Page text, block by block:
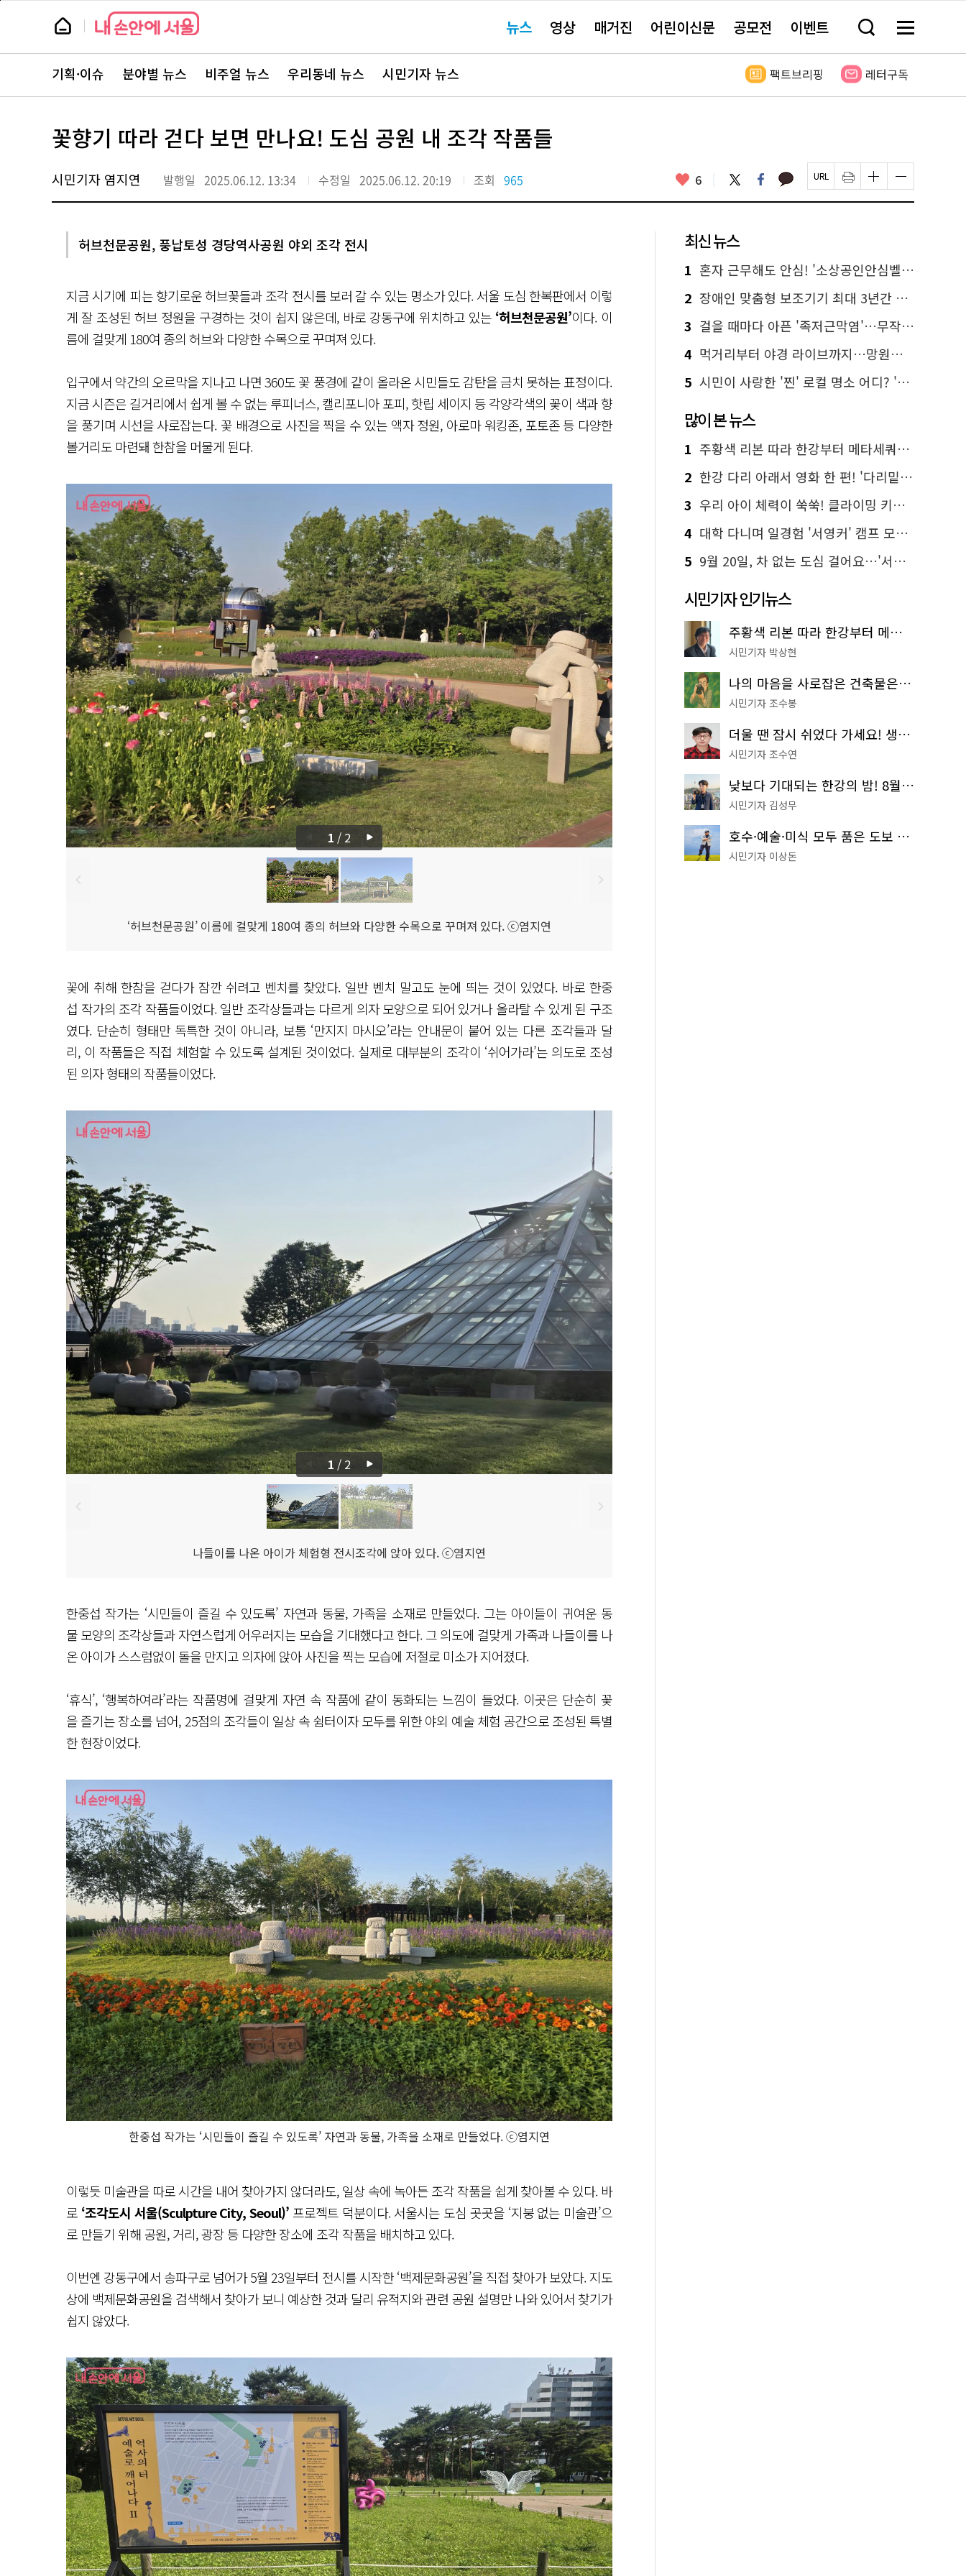
본
뉴
스 요뉴스 영상 매거진 어린이신문 공모전 이벤트 검
창
기
메
전
보
뉴
스
주
서
바
로
기획·이슈 분야별 뉴스 비주얼 뉴스 우리동네 뉴스 시민기자 뉴스 팩트브리핑 레터구독
꽃향기 따라 걷다 보면 만나요! 도심 공원 내 조각 작품들
시민기자 염지연 발행일 2025.06.12. 13:34 수정일 2025.06.12. 20:19 조회 965 좋
요
6 트
위
터
페
이
스
카
카 페
이
지
인
쇄
하
글
자
크
하
기
글
자
크
하
기
허브천문공원, 풍납토성 경당역사공원 야외 조각 전시
지금 시기에 피는 향기로운 허브꽃들과 조각 전시를 보러 갈 수 있는 명소가 있다. 서울 도심 한복판에서 이렇
게 잘 조성된 허브 정원을 구경하는 것이 쉽지 않은데, 바로 강동구에 위치하고 있는 ‘허브천문공원’이다. 이
름에 걸맞게 180여 종의 허브와 다양한 수목으로 꾸며져 있다.
입구에서 약간의 오르막을 지나고 나면 360도 꽃 풍경에 같이 올라온 시민들도 감탄을 금치 못하는 표정이다.
지금 시즌은 길거리에서 쉽게 볼 수 없는 루피너스, 캘리포니아 포피, 핫립 세이지 등 각양각색의 꽃이 색과 향
을 풍기며 시선을 사로잡는다. 꽃 배경으로 사진을 찍을 수 있는 액자 정원, 아로마 워킹존, 포토존 등 다양한
볼거리도 마련돼 한참을 머물게 된다.
‘허브천문공원’ 이름에 걸맞게 180여 종의 허브와 다양한 수목으로 꾸며져 있다. ⓒ염지연
1 / 2
꽃에 취해 한참을 걷다가 잠깐 쉬려고 벤치를 찾았다. 일반 벤치 말고도 눈에 띄는 것이 있었다. 바로 한중
섭 작가의 조각 작품들이었다. 일반 조각상들과는 다르게 의자 모양으로 되어 있거나 올라탈 수 있게 된 구조
였다. 단순히 형태만 독특한 것이 아니라, 보통 ‘만지지 마시오’라는 안내문이 붙어 있는 다른 조각들과 달
리, 이 작품들은 직접 체험할 수 있도록 설계된 것이었다. 실제로 대부분의 조각이 ‘쉬어가라’는 의도로 조성
된 의자 형태의 작품들이었다.
나들이를 나온 아이가 체험형 전시조각에 앉아 있다. ⓒ염지연
1 / 2
한중섭 작가는 ‘시민들이 즐길 수 있도록’ 자연과 동물, 가족을 소재로 만들었다. 그는 아이들이 귀여운 동
물 모양의 조각상들과 자연스럽게 어우러지는 모습을 기대했다고 한다. 그 의도에 걸맞게 가족과 나들이를 나
온 아이가 스스럼없이 돌을 만지고 의자에 앉아 사진을 찍는 모습에 저절로 미소가 지어졌다.
‘휴식’, ‘행복하여라’라는 작품명에 걸맞게 자연 속 작품에 같이 동화되는 느낌이 들었다. 이곳은 단순히 꽃
을 즐기는 장소를 넘어, 25점의 조각들이 일상 속 쉼터이자 모두를 위한 야외 예술 체험 공간으로 조성된 특별
한 현장이었다.
한중섭 작가는 ‘시민들이 즐길 수 있도록’ 자연과 동물, 가족을 소재로 만들었다. ⓒ염지연
이렇듯 미술관을 따로 시간을 내어 찾아가지 않더라도, 일상 속에 녹아든 조각 작품을 쉽게 찾아볼 수 있다. 바
로 ‘조각도시 서울(Sculpture City, Seoul)’ 프로젝트 덕분이다. 서울시는 도심 곳곳을 ‘지붕 없는 미술관’으
로 만들기 위해 공원, 거리, 광장 등 다양한 장소에 조각 작품을 배치하고 있다.
이번엔 강동구에서 송파구로 넘어가 5월 23일부터 전시를 시작한 ‘백제문화공원’을 직접 찾아가 보았다. 지도
상에 백제문화공원을 검색해서 찾아가 보니 예상한 것과 달리 유적지와 관련 공원 설명만 나와 있어서 찾기가
쉽지 않았다.
최신 뉴스
1 혼자 근무해도 안심! '소상공인안심벨' 신청하세요
2 장애인 맞춤형 보조기기 최대 3년간 무상 대여…삶의 질 높인다
3 걸을 때마다 아픈 '족저근막염'…무작정 참지 말고 '이것' 해보세요!
4 먹거리부터 야경 라이브까지…망원한강공원 알짜 코스
5 시민이 사랑한 '찐' 로컬 명소 어디? '서울에디션25' 추천 코스
많이 본 뉴스
1 주황색 리본 따라 한강부터 메타세쿼이아 숲길까지…서울둘레길 15코스
2 한강 다리 아래서 영화 한 편! '다리밑 영화관' 무료 상영
3 우리 아이 체력이 쑥쑥! 클라이밍 키즈카페·어린이 체력장
4 대학 다니며 일경험 '서영커' 캠프 모집…전액 무료
5 9월 20일, 차 없는 도심 걸어요…'서울 걷자 페스티벌' 선착순 5천명
시민기자 인기뉴스
주황색 리본 따라 한강부터 메타세쿼이아 숲길까지…서울둘레길 15코스
시민기자 박상현
나의 마음을 사로잡은 건축물은? '서울시 건축상' 수상작 공개!
시민기자 조수봉
더울 땐 잠시 쉬었다 가세요! 생수 냉장고부터 해피소·무더위쉼터까지
시민기자 조수연
낮보다 기대되는 한강의 밤! 8월 한정 무료 '한강 밤핑' 예약은?
시민기자 김성무
호수·예술·미식 모두 품은 도보 코스! 서울식물원~LG아트센터~마곡테라스거리
시민기자 이상돈
페